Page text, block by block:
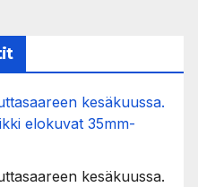
kesäkuussa.
elokuvat 35mm-
kesäkuussa.